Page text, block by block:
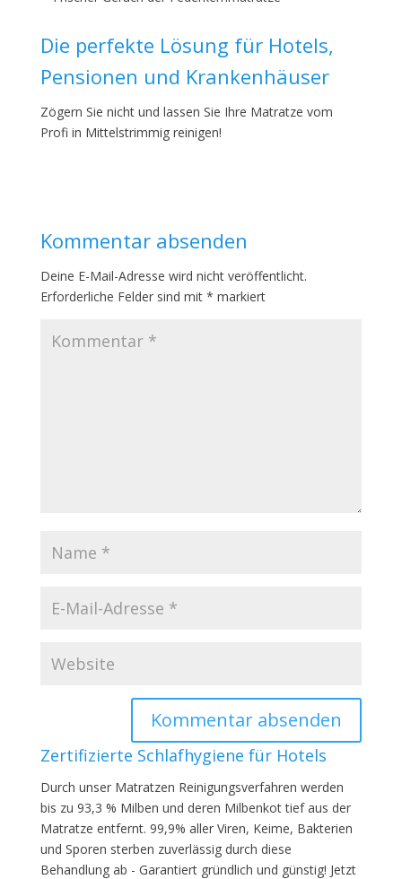
Die perfekte Lösung für Hotels,
Pensionen und Krankenhäuser
Zögern Sie nicht und lassen Sie Ihre Matratze vom
Profi in Mittelstrimmig reinigen!
Kommentar absenden
Deine E-Mail-Adresse wird nicht veröffentlicht.
Erforderliche Felder sind mit * markiert
Zertifizierte Schlafhygiene für Hotels
Durch unser Matratzen Reinigungsverfahren werden
bis zu 93,3 % Milben und deren Milbenkot tief aus der
Matratze entfernt. 99,9% aller Viren, Keime, Bakterien
und Sporen sterben zuverlässig durch diese
Behandlung ab - Garantiert gründlich und günstig! Jetzt